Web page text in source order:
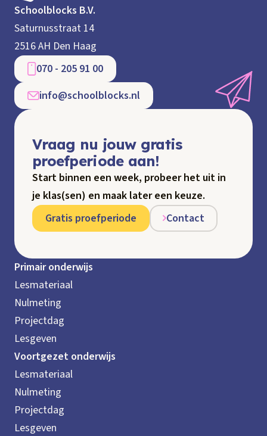
Schoolblocks B.V.
Saturnusstraat 14
2516 AH Den Haag
070 - 205 91 00
info@schoolblocks.nl
Primair onderwijs
Lesmateriaal
Nulmeting
Projectdag
Lesgeven
Voortgezet onderwijs
Lesmateriaal
Nulmeting
Projectdag
Lesgeven
Vraag nu jouw gratis
proefperiode aan!
Start binnen een week, probeer het uit in
je klas(sen) en maak later een keuze.
Gratis proefperiode
Contact